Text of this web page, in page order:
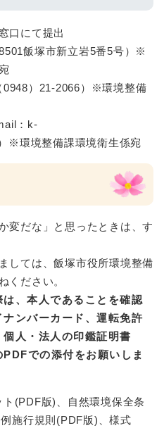
口にて提出
飯塚市新立岩5番5号）※
0948）21-2066）※環境整備
：k-
※環境整備課環境衛生係宛
変だな」と思ったときは、す
しては、飯塚市役所環境整備
ください。
、本人であることを確認
ンバーカード、運転免許
人・法人の印鑑証明書
での添付をお願いしま
(PDF版)、自然環境保全条
施行規則(PDF版)、様式